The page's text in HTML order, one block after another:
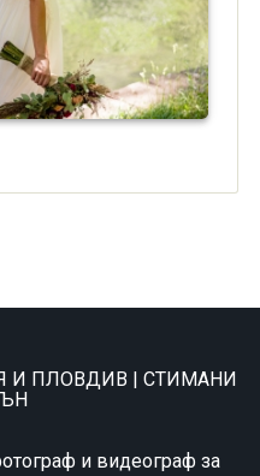
И ПЛОВДИВ | СТИМАНИ
и видеограф за